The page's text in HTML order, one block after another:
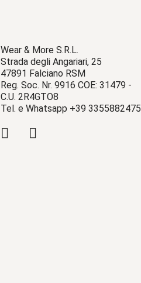
Wear & More S.R.L.
Strada degli Angariari, 25
47891 Falciano RSM
Reg. Soc. Nr. 9916 COE: 31479 -
C.U. 2R4GTO8
Tel. e Whatsapp +39 3355882475